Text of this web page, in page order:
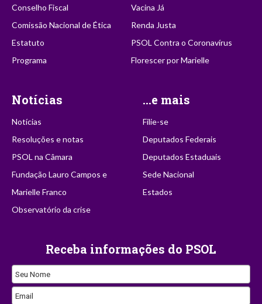
Conselho Fiscal
Comissão Nacional de Ética
Estatuto
Programa
Vacina Já
Renda Justa
PSOL Contra o Coronavírus
Florescer por Marielle
Notícias
Notícias
Resoluções e notas
PSOL na Câmara
Fundação Lauro Campos e
Marielle Franco
Observatório da crise
...e mais
Filie-se
Deputados Federais
Deputados Estaduais
Sede Nacional
Estados
Receba informações do PSOL
Seu Nome
Email